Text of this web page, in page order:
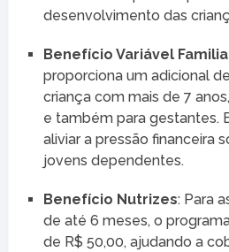
desenvolvimento das
Benefício Variável
proporciona um adicional
criança com mais de 7
e também para gestantes.
aliviar a pressão financeira
jovens dependentes.
Benefício Nutrizes: Para
de até 6 meses, o
de R$ 50,00, ajudando a